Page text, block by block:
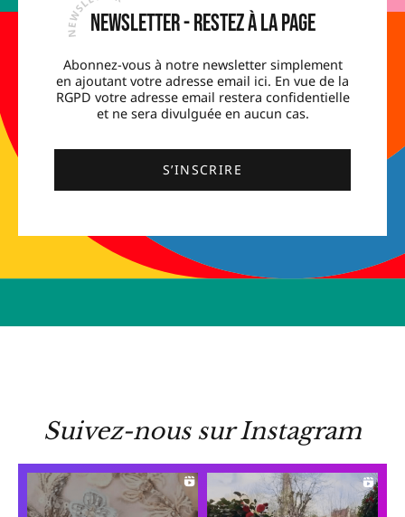
Newsletter - Restez à la page
Abonnez-vous à notre newsletter simplement
en ajoutant votre adresse email ici. En vue de la
RGPD votre adresse email restera confidentielle
et ne sera divulguée en aucun cas.
S’INSCRIRE
Suivez-nous sur Instagram